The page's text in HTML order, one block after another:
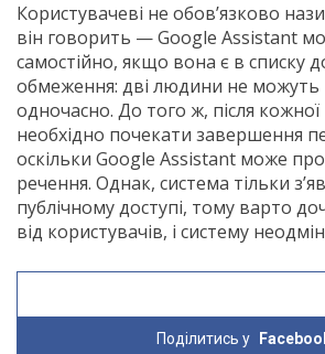
Користувачеві не обов’язково
він говорить — Google Assistant
самостійно, якщо вона є в списку
обмеження: дві людини не можуть
одночасно. До того ж, після кожної
необхідно почекати завершення
оскільки Google Assistant може
речення. Однак, система тільки
публічному доступі, тому варто
від користувачів, і систему
Поділитись у